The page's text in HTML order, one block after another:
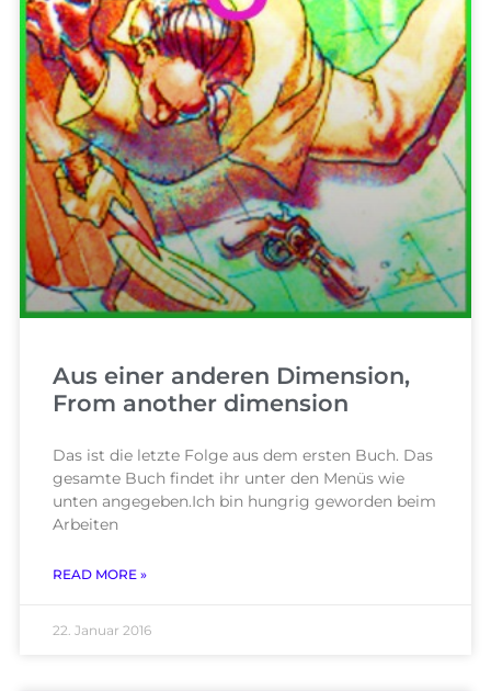
Aus einer anderen Dimension,
From another dimension
Das ist die letzte Folge aus dem ersten Buch. Das
gesamte Buch findet ihr unter den Menüs wie
unten angegeben.Ich bin hungrig geworden beim
Arbeiten
READ MORE »
22. Januar 2016